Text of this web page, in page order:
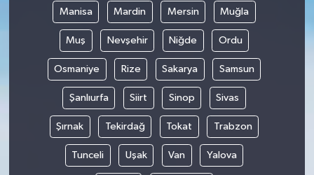
Manisa Mardin Mersin Muğla
Muş Nevşehir Niğde Ordu
Osmaniye Rize Sakarya Samsun
Şanlıurfa Siirt Sinop Sivas
Şırnak Tekirdağ Tokat Trabzon
Tunceli Uşak Van Yalova